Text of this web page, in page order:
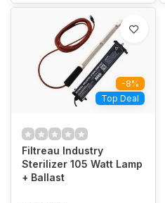
-8%
Top Deal
Filtreau Industry
Sterilizer 105 Watt Lamp
+ Ballast